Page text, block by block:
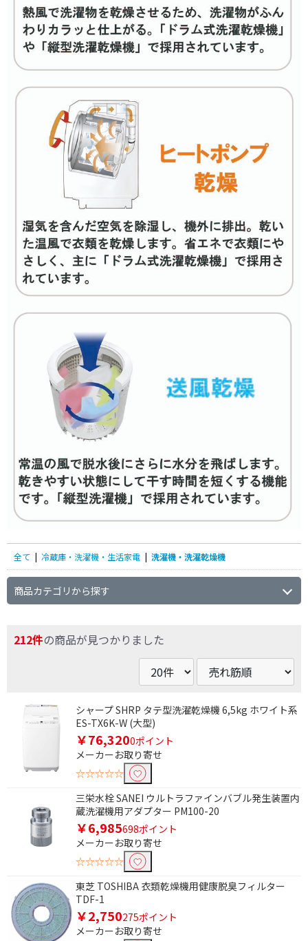
全て | 冷蔵庫・洗濯機・生活家電 | 洗濯機・洗濯乾燥機
商品カテゴリから探す
212件の商品が見つかりました
シャープ SHRP タテ型洗濯乾燥機 6,5kg ホワイト系
ES-TX6K-W (大型)
￥76,3200ポイント
メーカーお取り寄せ
☆☆☆☆☆
三栄水栓 SANEI ウルトラファインバブル発生装置内
蔵洗濯機用アダプター PM100-20
￥6,985698ポイント
メーカーお取り寄せ
☆☆☆☆☆
東芝 TOSHIBA 衣類乾燥機用健康脱臭フィルター
TDF-1
￥2,750275ポイント
メーカーお取り寄せ
洗濯10.0kg
洗濯12.0kg
インバーター搭載で絞り込む
乾燥容量［洗濯時］で絞り込む
乾燥4.0kg
乾燥4.5kg
乾燥5.0kg
乾燥6.0kg
乾燥方式で絞り込む
ヒーター乾燥
ヒートポンプ乾燥
ヒーター乾燥(排気タイ
プ)
簡易乾燥(送風機能)
スリムタイプ（ボディ幅600mm未満）で絞
り込む
スリムタイプ(ボディ幅
600mm未満）
静音設計（脱水時40dB未満）で絞り込む
静音設計(脱水時40dB未
満)
使用Hzで絞り込む
用)